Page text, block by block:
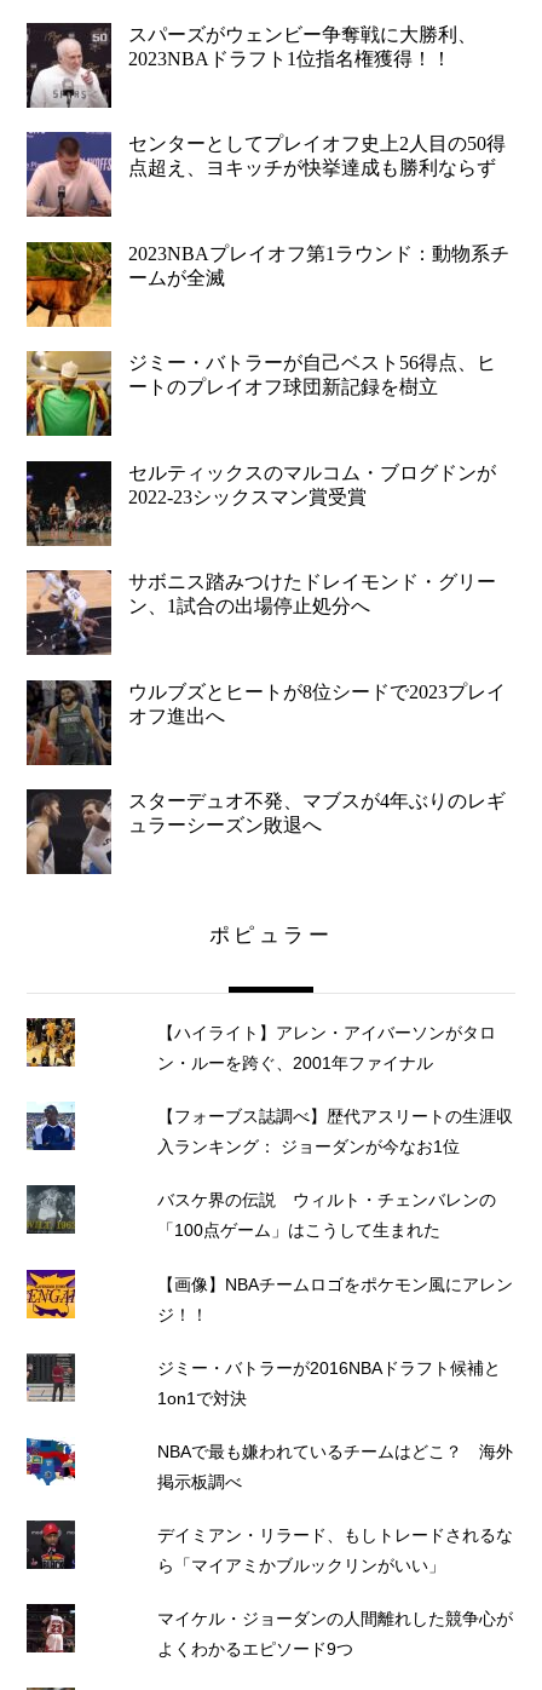
スパーズがウェンビー争奪戦に大勝利、
2023NBAドラフト1位指名権獲得！！
センターとしてプレイオフ史上2人目の50得
点超え、ヨキッチが快挙達成も勝利ならず
2023NBAプレイオフ第1ラウンド：動物系チ
ームが全滅
ジミー・バトラーが自己ベスト56得点、ヒ
ートのプレイオフ球団新記録を樹立
セルティックスのマルコム・ブログドンが
2022-23シックスマン賞受賞
サボニス踏みつけたドレイモンド・グリー
ン、1試合の出場停止処分へ
ウルブズとヒートが8位シードで2023プレイ
オフ進出へ
スターデュオ不発、マブスが4年ぶりのレギ
ュラーシーズン敗退へ
ポピュラー
【ハイライト】アレン・アイバーソンがタロ
ン・ルーを跨ぐ、2001年ファイナル
【フォーブス誌調べ】歴代アスリートの生涯収
入ランキング： ジョーダンが今なお1位
バスケ界の伝説 ウィルト・チェンバレンの
「100点ゲーム」はこうして生まれた
【画像】NBAチームロゴをポケモン風にアレン
ジ！！
ジミー・バトラーが2016NBAドラフト候補と
1on1で対決
NBAで最も嫌われているチームはどこ？ 海外
掲示板調べ
デイミアン・リラード、もしトレードされるな
ら「マイアミかブルックリンがいい」
マイケル・ジョーダンの人間離れした競争心が
よくわかるエピソード9つ